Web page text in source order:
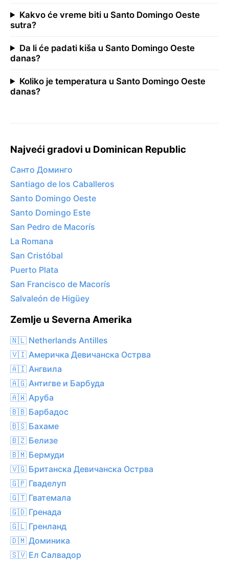
Kakvo će vreme biti u Santo Domingo Oeste
sutra?
Da li će padati kiša u Santo Domingo Oeste
danas?
Koliko je temperatura u Santo Domingo Oeste
danas?
Najveći gradovi u Dominican Republic
Санто Доминго
Santiago de los Caballeros
Santo Domingo Oeste
Santo Domingo Este
San Pedro de Macorís
La Romana
San Cristóbal
Puerto Plata
San Francisco de Macorís
Salvaleón de Higüey
Zemlje u Severna Amerika
🇳🇱 Netherlands Antilles
🇻🇮 Америчка Девичанска Острва
🇦🇮 Ангвила
🇦🇬 Антигве и Барбуда
🇦🇼 Аруба
🇧🇧 Барбадос
🇧🇸 Бахаме
🇧🇿 Белизе
🇧🇲 Бермуди
🇻🇬 Британска Девичанска Острва
🇬🇵 Гваделуп
🇬🇹 Гватемала
🇬🇩 Гренада
🇬🇱 Гренланд
🇩🇲 Доминика
🇸🇻 Ел Салвадор